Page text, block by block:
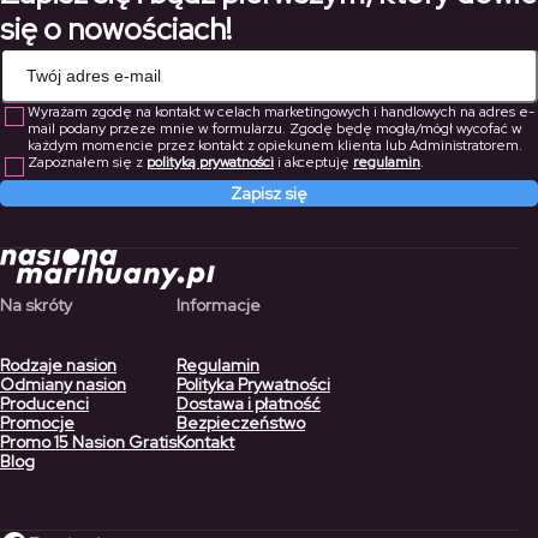
się o nowościach!
Wyrażam zgodę na kontakt w celach marketingowych i handlowych na adres e-
mail podany przeze mnie w formularzu. Zgodę będę mogła/mógł wycofać w
każdym momencie przez kontakt z opiekunem klienta lub Administratorem.
Zapoznałem się z polityką prywatnościi akceptuję regulamin.
Zapisz się
Na skróty
Rodzaje nasion
Odmiany nasion
Producenci
Promocje
Promo 15 Nasion Gratis
Blog
Informacje
Regulamin
Polityka Prywatności
Dostawa i płatność
Bezpieczeństwo
Kontakt